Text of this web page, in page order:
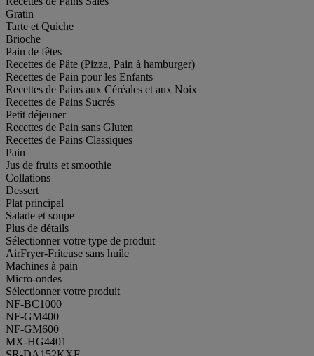
Gratin
Tarte et Quiche
Brioche
Pain de fêtes
Recettes de Pâte (Pizza, Pain à hamburger)
Recettes de Pain pour les Enfants
Recettes de Pains aux Céréales et aux Noix
Recettes de Pains Sucrés
Petit déjeuner
Recettes de Pain sans Gluten
Recettes de Pains Classiques
Pain
Jus de fruits et smoothie
Collations
Dessert
Plat principal
Salade et soupe
Plus de détails
Sélectionner votre type de produit
AirFryer-Friteuse sans huile
Machines à pain
Micro-ondes
Sélectionner votre produit
NF-BC1000
NF-GM400
NF-GM600
MX-HG4401